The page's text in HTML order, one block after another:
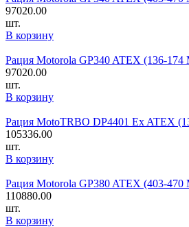
97020.00
шт.
В корзину
Рация Motorola GP340 ATEX (136-
97020.00
шт.
В корзину
Рация MotoTRBO DP4401 Ex ATEX
105336.00
шт.
В корзину
Рация Motorola GP380 ATEX (403-
110880.00
шт.
В корзину